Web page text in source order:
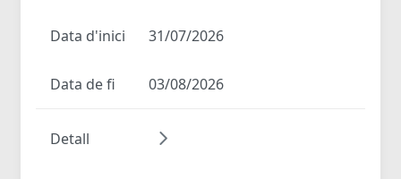
Data d'inici 31/07/2026
Data de fi 03/08/2026
Detall